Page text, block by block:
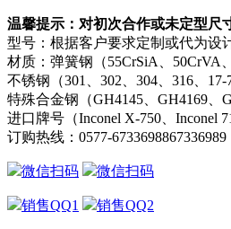
温馨提示：对初次合作或未定型尺
型号：根据客户要求定制或代为设
材质：弹簧钢（55CrSiA、50CrVA
不锈钢（301、302、304、316、17-
特殊合金钢（GH4145、GH4169、
进口牌号（Inconel X-750、Inconel
订购热线： 0577-6733698867336989
微信扫码 微信扫码
销售QQ1 销售QQ2